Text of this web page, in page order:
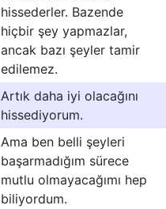
hissederler. Bazende
hiçbir şey yapmazlar,
ancak bazı şeyler tamir
edilemez.
Artık daha iyi olacağını
hissediyorum.
Ama ben belli şeyleri
başarmadığım sürece
mutlu olmayacağımı hep
biliyordum.